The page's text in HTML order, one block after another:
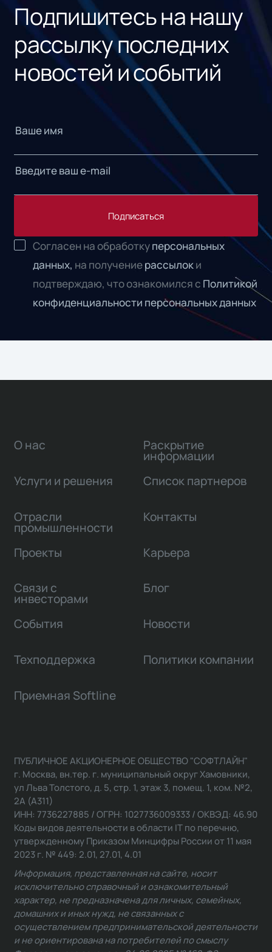
Подпишитесь на нашу
рассылку последних
новостей и событий
Подписаться
Согласен на обработкуперсональных
данных, на получениерассылоки
подтверждаю, что ознакомился с Политикой
конфиденциальности персональных данных
О нас
Услуги и решения
Отрасли
промышленности
Проекты
Связи с
инвесторами
Раскрытие
информации
Список партнеров
Контакты
Карьера
Блог
События Новости
Техподдержка Политики компании
Приемная Softline
ПУБЛИЧНОЕ АКЦИОНЕРНОЕ ОБЩЕСТВО "СОФТЛАЙН"
г. Москва, вн.тер. г. муниципальный округ Хамовники,
ул Льва Толстого, д. 5, стр. 1, этаж 3, помещ. 1, ком. №2,
2А (А311)
ИНН: 7736227885 / ОГРН: 1027736009333 / ОКВЭД: 46.90
Коды видов деятельности в области IT по перечню,
утвержденному Приказом Минцифры России от 11 мая
2023 г. № 449: 2.01, 27.01, 4.01
Информация, представленная на сайте, носит
исключительно справочный и ознакомительный
характер, не предназначена для личных, семейных,
домашних и иных нужд, не связанных с
осуществлением предпринимательской деятельности
и не ориентирована на потребителей по смыслу